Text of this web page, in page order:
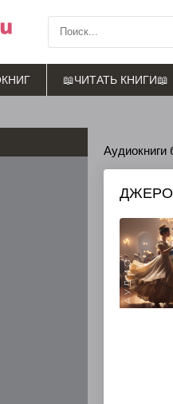
Аудиокниги
📖ЧИТАТЬ КНИГИ📖